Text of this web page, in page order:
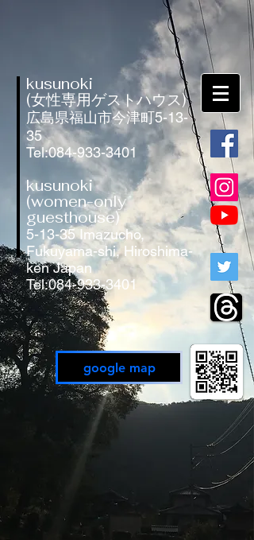
kusunoki
(女性専用ゲストハウス)
広島県福山市今津町5-13-
35
Tel:084-933-3401
kusunoki
(women-only
guesthouse)
5-13-35 Imazucho,
Fukuyama-shi, Hiroshima-
ken Japan
Tel:084-933-3401
google map